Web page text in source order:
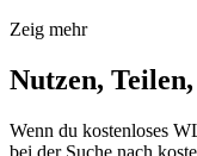
Zeig mehr
Nutzen,
Wenn du kostenloses
bei der Suche nach